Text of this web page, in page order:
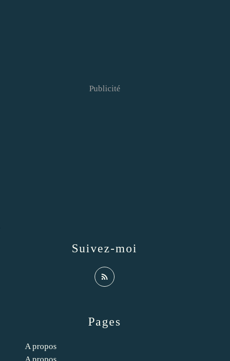
Pages
A propos
Suivez-moi
Publicité